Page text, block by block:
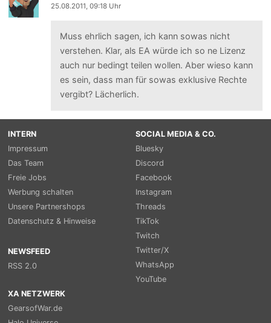
25.08.2011, 09:18 Uhr
Muss ehrlich sagen, ich kann sowas nicht
verstehen. Klar, als EA würde ich so ne Lizenz
auch nur bedingt teilen wollen. Aber wieso kann
es sein, dass man für sowas exklusive Rechte
vergibt? Lächerlich.
INTERN
Impressum
Das Team
Freie Jobs
Werbung schalten
Unsere Partnershops
Datenschutz & Hinweise
NEWSFEED
RSS 2.0
SOCIAL MEDIA & CO.
Bluesky
Discord
Facebook
Instagram
Threads
TikTok
Twitch
Twitter/X
WhatsApp
YouTube
XA NETZWERK
GearsofWar.de